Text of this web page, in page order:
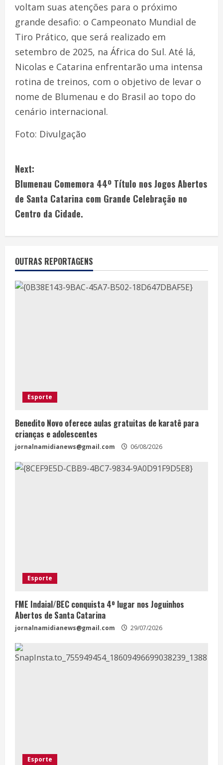
voltam suas atenções para o próximo
grande desafio: o Campeonato Mundial de
Tiro Prático, que será realizado em
setembro de 2025, na África do Sul. Até lá,
Nicolas e Catarina enfrentarão uma intensa
rotina de treinos, com o objetivo de levar o
nome de Blumenau e do Brasil ao topo do
cenário internacional.
Foto: Divulgação
Next:
Blumenau Comemora 44º Título nos Jogos Abertos
de Santa Catarina com Grande Celebração no
Centro da Cidade.
OUTRAS REPORTAGENS
Esporte
Benedito Novo oferece aulas gratuitas de karatê para
crianças e adolescentes
jornalnamidianews@gmail.com 06/08/2026
Esporte
FME Indaial/BEC conquista 4º lugar nos Joguinhos
Abertos de Santa Catarina
jornalnamidianews@gmail.com 29/07/2026
Esporte